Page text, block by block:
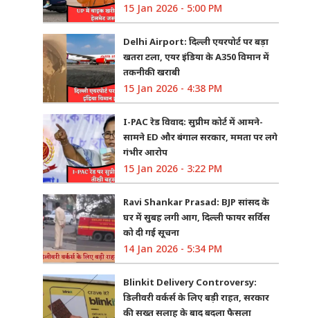
15 Jan 2026 - 5:00 PM
Delhi Airport: दिल्ली एयरपोर्ट पर बड़ा
खतरा टला, एयर इंडिया के A350 विमान में
तकनीकी खराबी
15 Jan 2026 - 4:38 PM
I-PAC रेड विवाद: सुप्रीम कोर्ट में आमने-
सामने ED और बंगाल सरकार, ममता पर लगे
गंभीर आरोप
15 Jan 2026 - 3:22 PM
Ravi Shankar Prasad: BJP सांसद के
घर में सुबह लगी आग, दिल्ली फायर सर्विस
को दी गई सूचना
14 Jan 2026 - 5:34 PM
Blinkit Delivery Controversy:
डिलीवरी वर्कर्स के लिए बड़ी राहत, सरकार
की सख्त सलाह के बाद बदला फैसला